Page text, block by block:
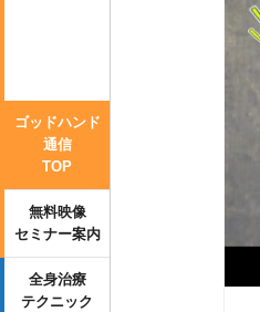
ゴッドハンド
通信
TOP
無料映像
セミナー案内
全身治療
テクニック